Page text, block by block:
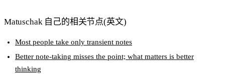
Matuschak 自己的相关节点(英文)
Most people take only transient notes
Better note-taking misses the point; what matters is better
thinking